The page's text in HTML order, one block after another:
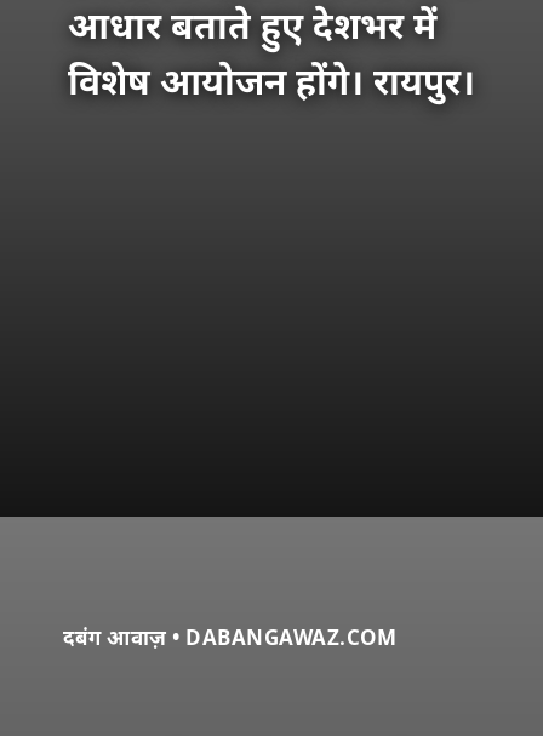
आधार बताते हुए देशभर में
विशेष आयोजन होंगे। रायपुर।
दबंग आवाज़ • DABANGAWAZ.COM